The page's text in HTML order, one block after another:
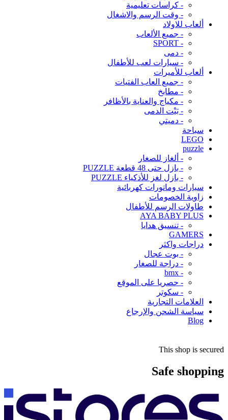
- كراسات تعليمية
- وقت الرسم والاشغال
ألعاب للاولاد
- جميع الألعاب
- SPORT
- دمى
- سيارات لعب للأطفال
ألعاب للأميرات
- جميع العاب الفتيات
- مطابخ
- مكياج والعناية بالأظافر
- بَيْت الدمى
- دميتي
سباحة
LEGO
puzzle
- ألغاز للصغار
- بازل حتى 48 قطعة PUZZLE
- بازل لغز للأذكياء PUZZLE
سيارات وماتورات كهربائية
زاوية الخصومات
طاولات الرسم للأطفال
AYA BABY PLUS
- تنسيق هدايا
GAMERS
دراجات واكثر
- بوت عجال
- دراجة للصغار
- bmx
- حصريا على الموقع
- سكوتر
العلامات التجارية
سياسة الشحن والإرجاع
Blog
This shop is secured
Safe shopping